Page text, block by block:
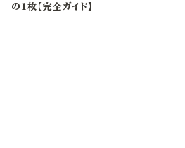
の1枚【完全ガイド】